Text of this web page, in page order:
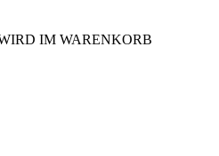
IM WARENKORB